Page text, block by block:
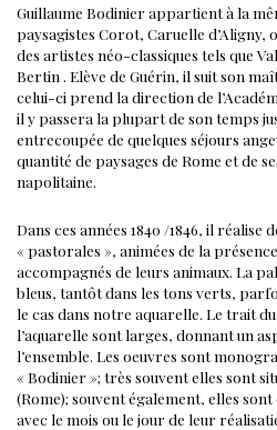
Guillaume Bodinier appartient à la
paysagistes Corot, Caruelle d’Aligny,
des artistes néo-classiques tels que
Bertin . Elève de Guérin, il suit son
celui-ci prend la direction de
il y passera la plupart de son temps
entrecoupée de quelques séjours
quantité de paysages de Rome et de
napolitaine.
Dans ces années 1840 /1846, il
« pastorales », animées de la
accompagnés de leurs animaux. La
bleus, tantôt dans les tons verts,
le cas dans notre aquarelle. Le trait
l’aquarelle sont larges, donnant un
l’ensemble. Les oeuvres sont
« Bodinier »; très souvent elles sont
(Rome); souvent également, elles
avec le mois ou le jour de leur